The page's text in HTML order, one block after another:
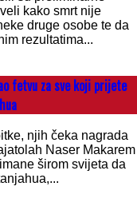
kako smrt nije
druge osobe te da
rezultatima...
fetvu za sve koji prijete
njih čeka nagrada
Naser Makarem
širom svijeta da